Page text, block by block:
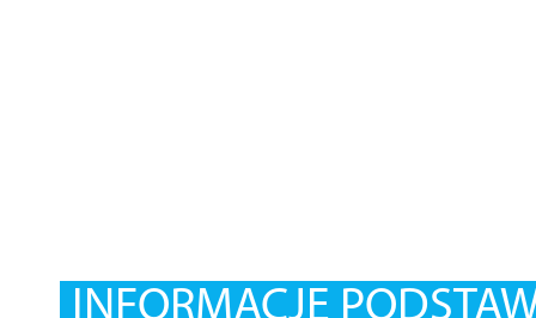
INFORMACJE